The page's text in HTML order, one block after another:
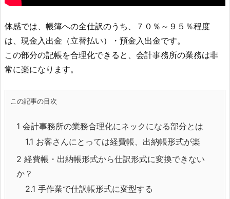
体感では、帳簿への全仕訳のうち、７０％～９５％程度
は、現金入出金（立替払い）・預金入出金です。
この部分の記帳を合理化できると、会計事務所の業務は非
常に楽になります。
この記事の目次
1 会計事務所の業務合理化にネックになる部分とは
1.1 お客さんにとっては経費帳、出納帳形式が楽
2 経費帳・出納帳形式から仕訳形式に変換できない
か？
2.1 手作業で仕訳帳形式に変型する